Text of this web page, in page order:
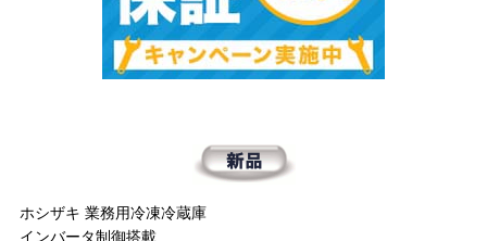
ホシザキ 業務用冷凍冷蔵庫
インバータ制御搭載